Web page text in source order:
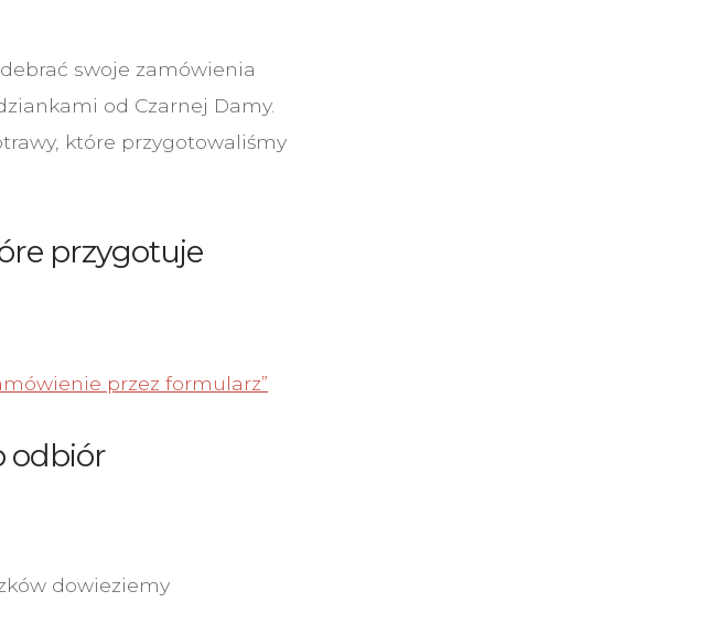
swoje zamówienia
od Czarnej Damy.
które przygotowaliśmy
przygotuje
przez formularz”
odbiór
dowieziemy